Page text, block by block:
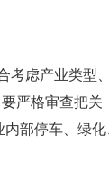
产业类型、
严格审查把
部停车、绿